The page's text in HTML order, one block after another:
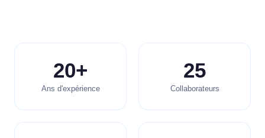
20+
Ans d'expérience
25
Collaborateurs